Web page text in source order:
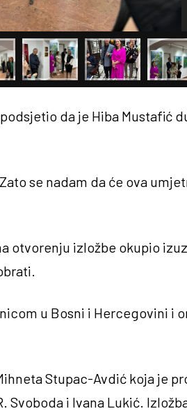
da je Hiba Mustafić
se nadam da će ova
otvorenju izložbe okupio
u Bosni i Hercegovini i
Stupac-Avdić koja je
i Ivana Lukić.